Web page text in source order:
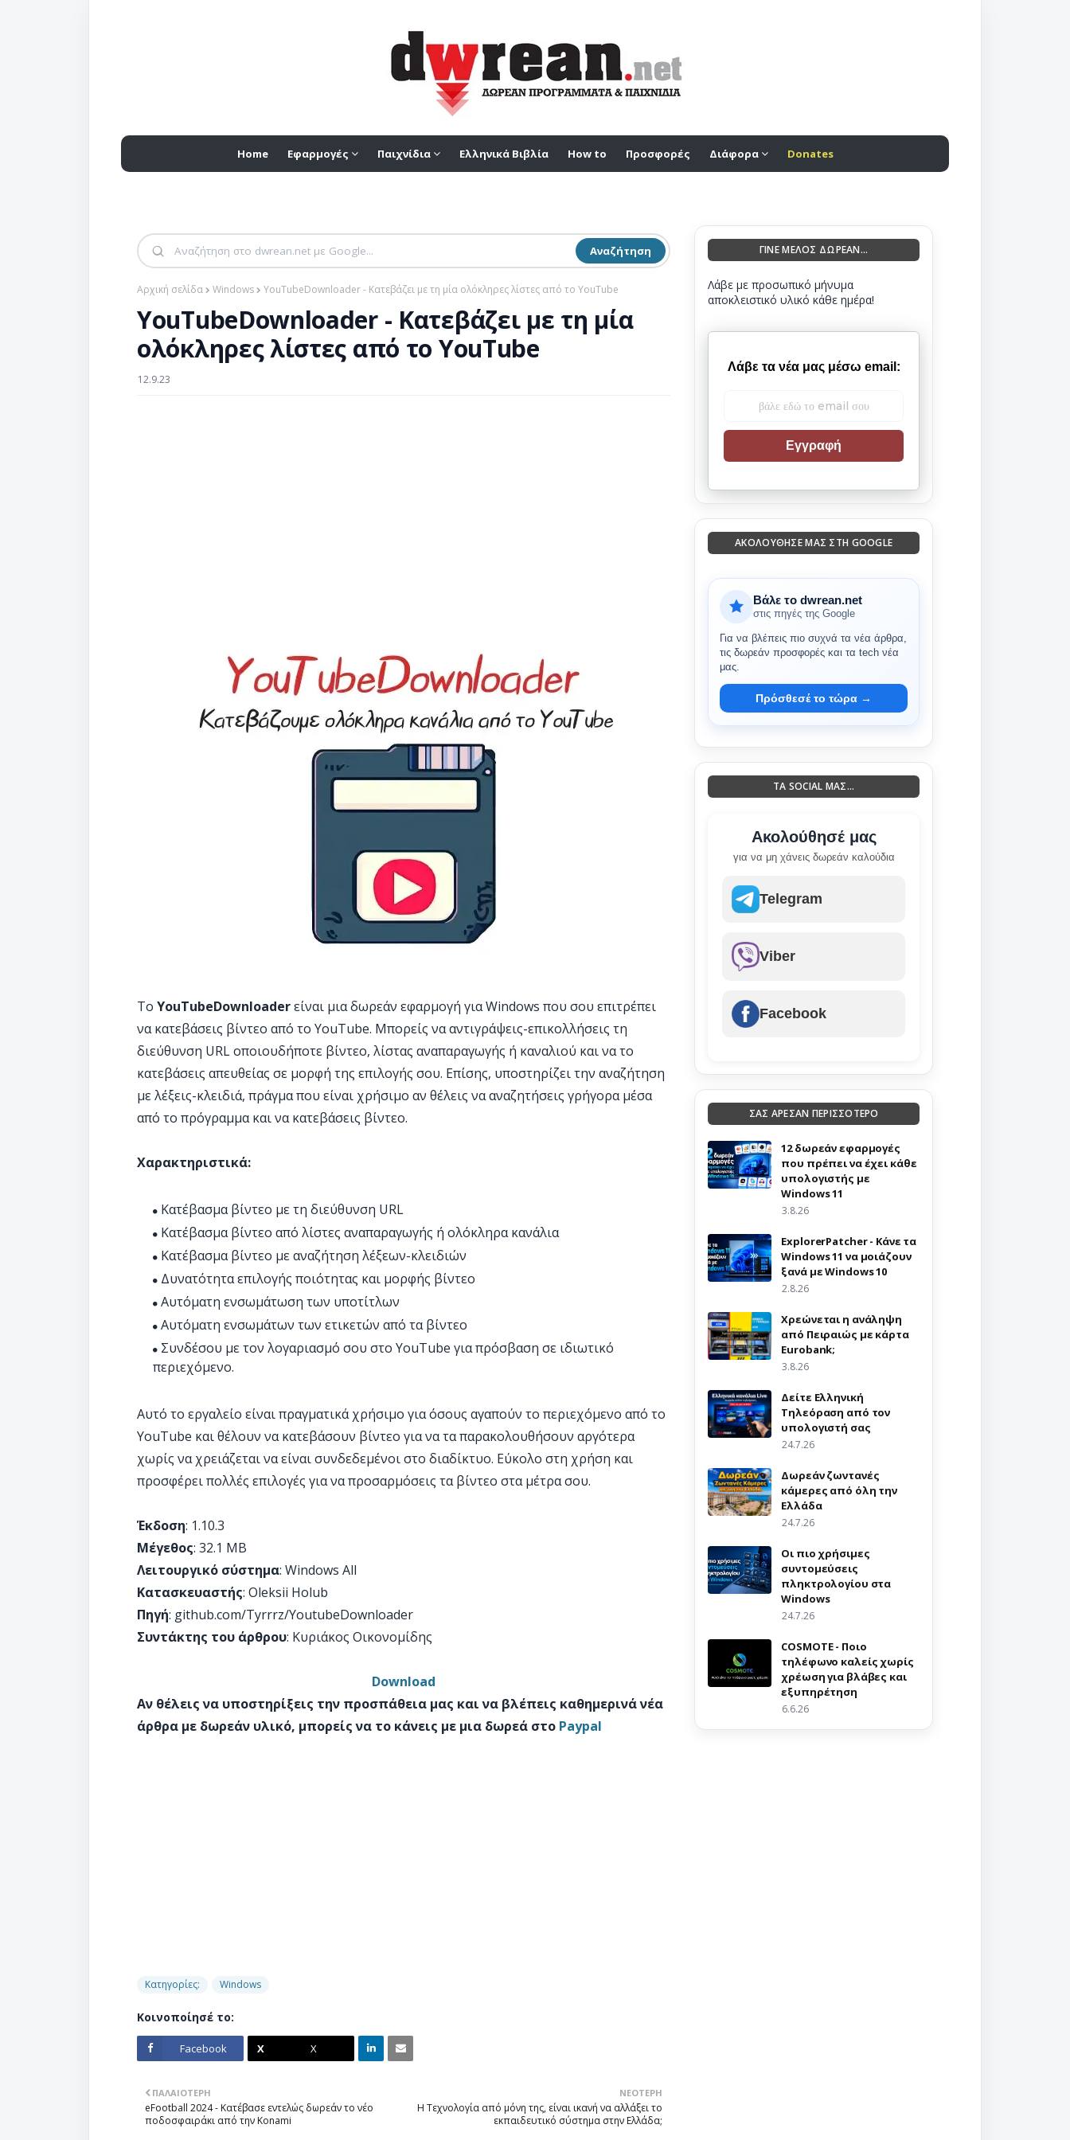
Home Εφαρμογές Παιχνίδια Ελληνικά Βιβλία How to Προσφορές Διάφορα Donates
Αναζήτηση
Αρχική σελίδα Windows YouTubeDownloader - Κατεβάζει με τη μία ολόκληρες λίστες από το YouTube
YouTubeDownloader - Κατεβάζει με τη μία
ολόκληρες λίστες από το YouTube
12.9.23
Το YouTubeDownloaderείναι μια δωρεάν εφαρμογή για Windows που σου επιτρέπει
να κατεβάσεις βίντεο από το YouTube. Μπορείς να αντιγράψεις-επικολλήσεις τη
διεύθυνση URL οποιουδήποτε βίντεο, λίστας αναπαραγωγής ή καναλιού και να το
κατεβάσεις απευθείας σε μορφή της επιλογής σου. Επίσης, υποστηρίζει την αναζήτηση
με λέξεις-κλειδιά, πράγμα που είναι χρήσιμο αν θέλεις να αναζητήσεις γρήγορα μέσα
από το πρόγραμμα και να κατεβάσεις βίντεο.
Χαρακτηριστικά:
Κατέβασμα βίντεο με τη διεύθυνση URL
Κατέβασμα βίντεο από λίστες αναπαραγωγής ή ολόκληρα κανάλια
Κατέβασμα βίντεο με αναζήτηση λέξεων-κλειδιών
Δυνατότητα επιλογής ποιότητας και μορφής βίντεο
Αυτόματη ενσωμάτωση των υποτίτλων
Αυτόματη ενσωμάτων των ετικετών από τα βίντεο
Συνδέσου με τον λογαριασμό σου στο YouTube για πρόσβαση σε ιδιωτικό
περιεχόμενο.
Αυτό το εργαλείο είναι πραγματικά χρήσιμο για όσους αγαπούν το περιεχόμενο από το
YouTube και θέλουν να κατεβάσουν βίντεο για να τα παρακολουθήσουν αργότερα
χωρίς να χρειάζεται να είναι συνδεδεμένοι στο διαδίκτυο. Εύκολο στη χρήση και
προσφέρει πολλές επιλογές για να προσαρμόσεις τα βίντεο στα μέτρα σου.
Έκδοση: 1.10.3
Μέγεθος: 32.1 MB
Λειτουργικό σύστημα: Windows All
Κατασκευαστής: Oleksii Holub
Πηγή: github.com/Tyrrrz/YoutubeDownloader
Συντάκτης του άρθρου: Κυριάκος Οικονομίδης
Download
Αν θέλεις να υποστηρίξεις την προσπάθεια μας και να βλέπεις καθημερινά νέα
άρθρα με δωρεάν υλικό, μπορείς να το κάνεις με μια δωρεά στο Paypal
Κατηγορίες: Windows
Κοινοποίησέ το:
Facebook
X
dIn
ΝΕΌΤΕΡΗ
Η Τεχνολογία από μόνη της, είναι ικανή να αλλάξει το
εκπαιδευτικό σύστημα στην Ελλάδα;
ΠΑΛΑΙΌΤΕΡΗ
eFootball 2024 - Κατέβασε εντελώς δωρεάν το νέο
ποδοσφαιράκι από την Konami
ΓΙΝΕ ΜΕΛΟΣ ΔΩΡΕΑΝ...
Λάβε με προσωπικό μήνυμα
αποκλειστικό υλικό κάθε ημέρα!
Λάβε τα νέα μας μέσω email:
Εγγραφή
ΑΚΟΛΟΎΘΗΣΈ ΜΑΣ ΣΤΗ GOOGLE
Βάλε το dwrean.net
στις πηγές της Google
Για να βλέπεις πιο συχνά τα νέα άρθρα,
τις δωρεάν προσφορές και τα tech νέα
μας.
Πρόσθεσέ το τώρα →
ΤΑ SOCIAL ΜΑΣ...
Ακολούθησέ μας
για να μη χάνεις δωρεάν καλούδια
Telegram
Viber
Facebook
ΣΑΣ ΑΡΕΣΑΝ ΠΕΡΙΣΣΟΤΕΡΟ
12 δωρεάν εφαρμογές
που πρέπει να έχει κάθε
υπολογιστής με
Windows 11
3.8.26
ExplorerPatcher - Κάνε τα
Windows 11 να μοιάζουν
ξανά με Windows 10
2.8.26
Χρεώνεται η ανάληψη
από Πειραιώς με κάρτα
Eurobank;
3.8.26
Δείτε Ελληνική
Τηλεόραση από τον
υπολογιστή σας
24.7.26
Δωρεάν ζωντανές
κάμερες από όλη την
Ελλάδα
24.7.26
Οι πιο χρήσιμες
συντομεύσεις
πληκτρολογίου στα
Windows
24.7.26
COSMOTE - Ποιο
τηλέφωνο καλείς χωρίς
χρέωση για βλάβες και
εξυπηρέτηση
6.6.26